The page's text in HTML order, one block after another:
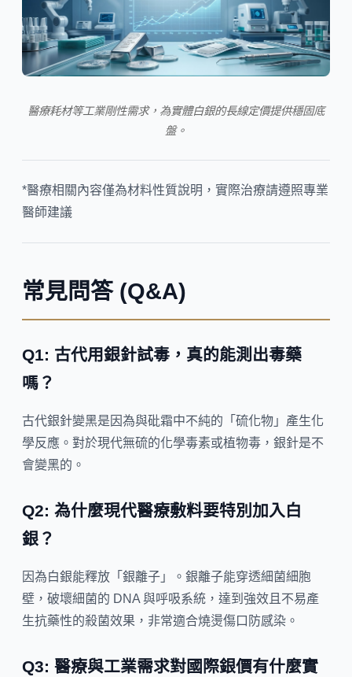
醫療耗材等工業剛性需求，為實體白銀的長線定價提供穩固底
盤。
*醫療相關內容僅為材料性質說明，實際治療請遵照專業
醫師建議
常見問答 (Q&A)
Q1: 古代用銀針試毒，真的能測出毒藥
嗎？
古代銀針變黑是因為與砒霜中不純的「硫化物」產生化
學反應。對於現代無硫的化學毒素或植物毒，銀針是不
會變黑的。
Q2: 為什麼現代醫療敷料要特別加入白
銀？
因為白銀能釋放「銀離子」。銀離子能穿透細菌細胞
壁，破壞細菌的 DNA 與呼吸系統，達到強效且不易產
生抗藥性的殺菌效果，非常適合燒燙傷口防感染。
Q3: 醫療與工業需求對國際銀價有什麼實